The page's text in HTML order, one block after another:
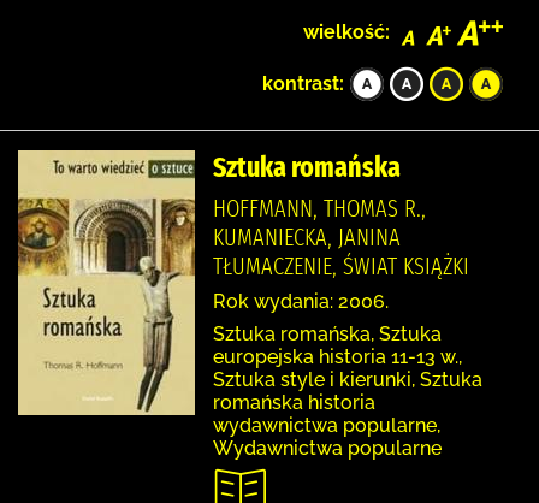
wielkość:
kontrast:
Sztuka romańska
HOFFMANN, THOMAS R.,
KUMANIECKA, JANINA
TŁUMACZENIE, ŚWIAT KSIĄŻKI
Rok wydania: 2006.
Sztuka romańska, Sztuka
europejska historia 11-13 w.,
Sztuka style i kierunki, Sztuka
romańska historia
wydawnictwa popularne,
Wydawnictwa popularne